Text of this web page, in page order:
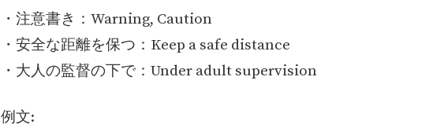
・注意書き：Warning, Caution
・安全な距離を保つ：Keep a safe distance
・大人の監督の下で：Under adult supervision
例文: